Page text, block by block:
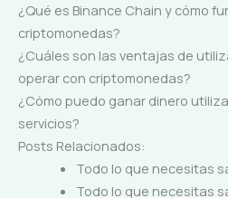
¿Qué es Binance Chain y cómo
criptomonedas?
¿Cuáles son las ventajas de
operar con criptomonedas?
¿Cómo puedo ganar dinero
servicios?
Posts Relacionados:
Todo lo que necesitas
Todo lo que necesitas